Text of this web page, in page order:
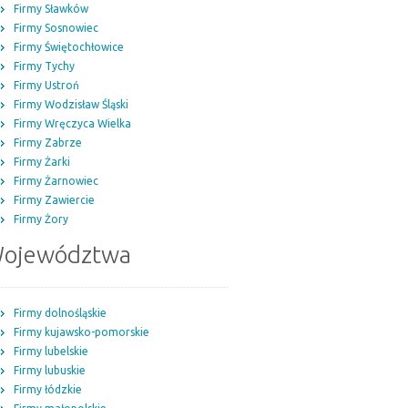
Firmy Sławków
Firmy Sosnowiec
Firmy Świętochłowice
Firmy Tychy
Firmy Ustroń
Firmy Wodzisław Śląski
Firmy Wręczyca Wielka
Firmy Zabrze
Firmy Żarki
Firmy Żarnowiec
Firmy Zawiercie
Firmy Żory
Firmy dolnośląskie
Firmy kujawsko-pomorskie
Firmy lubelskie
Firmy lubuskie
Firmy łódzkie